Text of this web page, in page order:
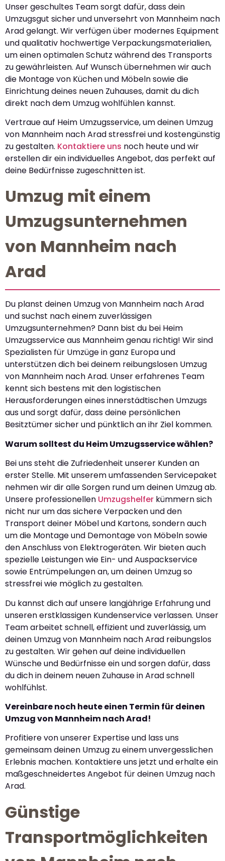
Unser geschultes Team sorgt dafür, dass dein
Umzugsgut sicher und unversehrt von Mannheim nach
Arad gelangt. Wir verfügen über modernes Equipment
und qualitativ hochwertige Verpackungsmaterialien,
um einen optimalen Schutz während des Transports
zu gewährleisten. Auf Wunsch übernehmen wir auch
die Montage von Küchen und Möbeln sowie die
Einrichtung deines neuen Zuhauses, damit du dich
direkt nach dem Umzug wohlfühlen kannst.
Vertraue auf Heim Umzugsservice, um deinen Umzug
von Mannheim nach Arad stressfrei und kostengünstig
zu gestalten. Kontaktiere uns noch heute und wir
erstellen dir ein individuelles Angebot, das perfekt auf
deine Bedürfnisse zugeschnitten ist.
Umzug mit einem
Umzugsunternehmen
von Mannheim nach
Arad
Du planst deinen Umzug von Mannheim nach Arad
und suchst nach einem zuverlässigen
Umzugsunternehmen? Dann bist du bei Heim
Umzugsservice aus Mannheim genau richtig! Wir sind
Spezialisten für Umzüge in ganz Europa und
unterstützen dich bei deinem reibungslosen Umzug
von Mannheim nach Arad. Unser erfahrenes Team
kennt sich bestens mit den logistischen
Herausforderungen eines innerstädtischen Umzugs
aus und sorgt dafür, dass deine persönlichen
Besitztümer sicher und pünktlich an ihr Ziel kommen.
Warum solltest du Heim Umzugsservice wählen?
Bei uns steht die Zufriedenheit unserer Kunden an
erster Stelle. Mit unserem umfassenden Servicepaket
nehmen wir dir alle Sorgen rund um deinen Umzug ab.
Unsere professionellen Umzugshelfer kümmern sich
nicht nur um das sichere Verpacken und den
Transport deiner Möbel und Kartons, sondern auch
um die Montage und Demontage von Möbeln sowie
den Anschluss von Elektrogeräten. Wir bieten auch
spezielle Leistungen wie Ein- und Auspackservice
sowie Entrümpelungen an, um deinen Umzug so
stressfrei wie möglich zu gestalten.
Du kannst dich auf unsere langjährige Erfahrung und
unseren erstklassigen Kundenservice verlassen. Unser
Team arbeitet schnell, effizient und zuverlässig, um
deinen Umzug von Mannheim nach Arad reibungslos
zu gestalten. Wir gehen auf deine individuellen
Wünsche und Bedürfnisse ein und sorgen dafür, dass
du dich in deinem neuen Zuhause in Arad schnell
wohlfühlst.
Vereinbare noch heute einen Termin für deinen
Umzug von Mannheim nach Arad!
Profitiere von unserer Expertise und lass uns
gemeinsam deinen Umzug zu einem unvergesslichen
Erlebnis machen. Kontaktiere uns jetzt und erhalte ein
maßgeschneidertes Angebot für deinen Umzug nach
Arad.
Günstige
Transportmöglichkeiten